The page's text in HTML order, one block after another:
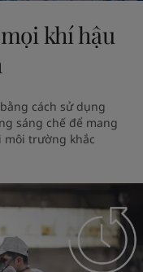
khí hậu
cách sử dụng
sáng chế để mang
môi trường khắc